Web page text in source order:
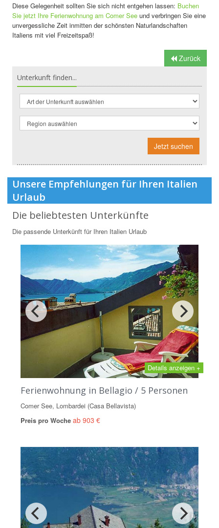
Diese Gelegenheit sollten Sie sich nicht entgehen lassen: Buchen
Sie jetzt Ihre Ferienwohnung am Comer See und verbringen Sie eine
unvergessliche Zeit inmitten der schönsten Naturlandschaften
Italiens mit viel Freizeitspaß!
Zurück
Unterkunft finden...
Jetzt suchen
Unsere Empfehlungen für Ihren Italien
Urlaub
Die beliebtesten Unterkünfte
Die passende Unterkünft für Ihren Italien Urlaub
Details anzeigen +
Ferienwohnung in Bellagio / 5 Personen
Comer See, Lombardei (Casa Bellavista)
Preis pro Woche ab 903 €